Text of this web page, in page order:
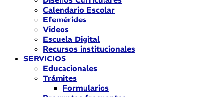
Calendario Escolar
Efemérides
Videos
Escuela Digital
Recursos institucionales
SERVICIOS
Educacionales
Trámites
Formularios